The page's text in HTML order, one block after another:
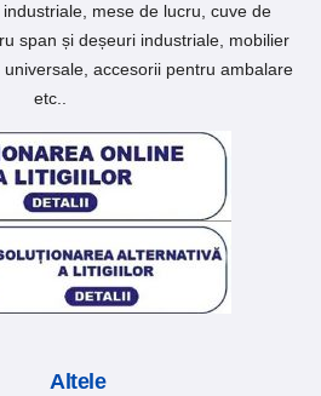
mese de lucru, cuve de
span și deșeuri industriale, mobilier
accesorii pentru ambalare
etc..
Altele